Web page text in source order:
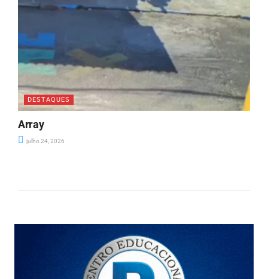
DESTAQUES
Array
julho 24, 2026